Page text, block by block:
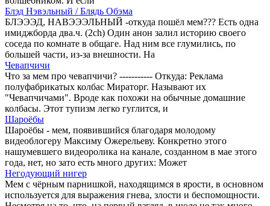
Блэд Нэвэльный / Блядь Обэма
БЛЭЭЭД, НАВЭЭЭЛЬНЫЙ -откуда пошёл мем??? Есть одна
имиджборда два.ч. (2ch) Oдин анон залил историю своего
соседа по комнате в общаге. Над ним все глумились, по
большей части, из-за внешности. На
Чевапчичи
Что за мем про чевапчичи? ----------- Откуда: Реклама
полуфабрикатых колбас Мираторг. Называют их
"Чевапчичами". Вроде как похожи на обычные домашние
колбасы. Этот тупизм легко гуглится, и
Шароёбы
Шароёбы - мем, появившийся благодаря молодому
видеоблогеру Максиму Ожерельеву. Конкретно этого
нашумевшего видеоролика на канале, созданном в мае этого
года, нет, но зато есть много других: Может
Негодующий нигер
Мем с чёрным парнишкой, находящимся в ярости, в основном
используется для выражения гнева, злости и беспомощности.